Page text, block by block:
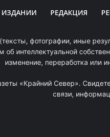
ИЗДАНИИ РЕДАКЦИЯ
фотографии, иные
об интеллектуальной
изменение, переработка или
«Крайний Север».
связи,